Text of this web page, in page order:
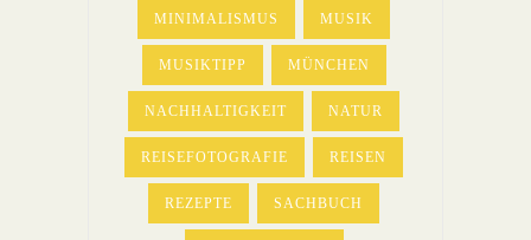
MINIMALISMUS MUSIK
MUSIKTIPP MÜNCHEN
NACHHALTIGKEIT NATUR
REISEFOTOGRAFIE REISEN
REZEPTE SACHBUCH